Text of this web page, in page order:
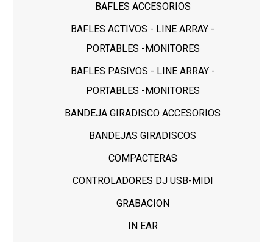
BAFLES ACCESORIOS
BAFLES ACTIVOS - LINE ARRAY -
PORTABLES -MONITORES
BAFLES PASIVOS - LINE ARRAY -
PORTABLES -MONITORES
BANDEJA GIRADISCO ACCESORIOS
BANDEJAS GIRADISCOS
COMPACTERAS
CONTROLADORES DJ USB-MIDI
GRABACION
IN EAR